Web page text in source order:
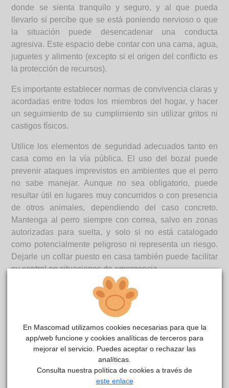
donde se sienta tranquilo y seguro, y al que pueda
llevarlo si percibe que se está poniendo nervioso o que
la situación puede desencadenar una conducta
agresiva. Este espacio debe contar con una cama, agua,
juguetes y alimento (excepto si el origen del conflicto es
la protección de recursos).
Es importante establecer normas de convivencia claras y
acordadas entre todos los miembros del hogar, y hacer
un seguimiento de su cumplimiento sin utilizar gritos ni
castigos físicos.
Utilice los elementos de seguridad adecuados tanto en
casa como en la vía pública. El uso del bozal puede
prevenir ataques imprevistos en ambientes que el perro
no sabe manejar. Aunque no sea obligatorio, puede
resultar útil en lugares muy concurridos o con presencia
de otros animales, dependiendo del caso concreto.
Mantenga al perro siempre con correa, salvo en zonas
autorizadas para suelta, y solo si no está catalogado
como potencialmente peligroso ni representa un riesgo.
Dejarle un collar puesto en casa también puede facilitar
su control en situaciones de emergencia.
Aprenda a interpretar el lenguaje corporal del perro,
prestando atención a señales que indican incomodidad
o agresividad, como la rigidez del cuerpo, dejar de
jadear, cerrar la boca, echar las orejas hacia atrás, mirar
de reojo mostrando la parte blanca del ojo, enseñar los
dientes o gruñir.
No reprima estas señales de advertencia. Si se eliminan,
será más difícil anticiparse a un posible ataque, ya que
En Mascomad utilizamos cookies necesarias para que la
app/web funcione y cookies analíticas de terceros para
mejorar el servicio. Puedes aceptar o rechazar las
analíticas.
Consulta nuestra política de cookies a través de
este enlace